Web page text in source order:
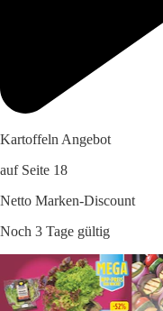
Kartoffeln Angebot
auf Seite 18
Netto Marken-Discount
Noch 3 Tage gültig